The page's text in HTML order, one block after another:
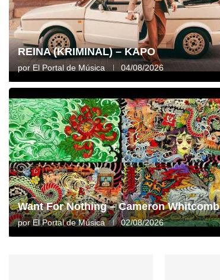
REINA (KRIMINAL) – KAPO
por El Portal de Música 04/08/2026
Want For Nothing – Cameron Whitcomb
porEl Portal de Música 02/08/2026